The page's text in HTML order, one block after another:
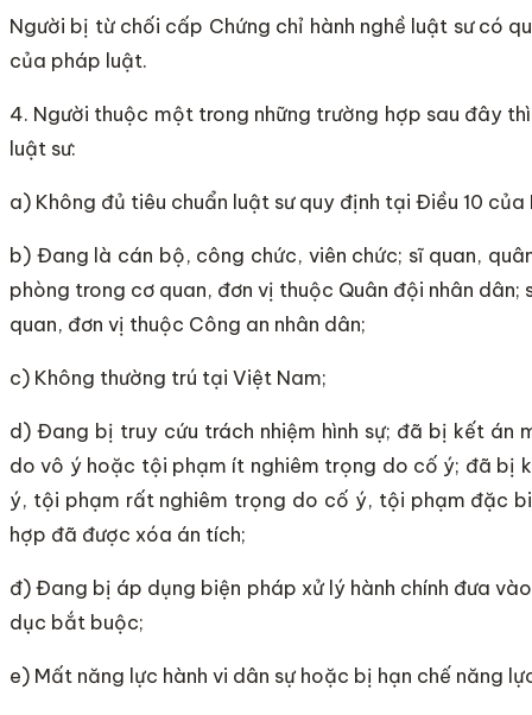
Người bị từ chối cấp Chứng chỉ hành nghề luật sư có
của pháp luật.
4. Người thuộc một trong những trường hợp sau đây
luật sư:
a) Không đủ tiêu chuẩn luật sư quy định tại Điều 10 của
b) Đang là cán bộ, công chức, viên chức; sĩ quan,
phòng trong cơ quan, đơn vị thuộc Quân đội nhân dân;
quan, đơn vị thuộc Công an nhân dân;
c) Không thường trú tại Việt Nam;
d) Đang bị truy cứu trách nhiệm hình sự; đã bị kết án
do vô ý hoặc tội phạm ít nghiêm trọng do cố ý; đã bị
ý, tội phạm rất nghiêm trọng do cố ý, tội phạm đặc
hợp đã được xóa án tích;
đ) Đang bị áp dụng biện pháp xử lý hành chính đưa
dục bắt buộc;
e) Mất năng lực hành vi dân sự hoặc bị hạn chế năng